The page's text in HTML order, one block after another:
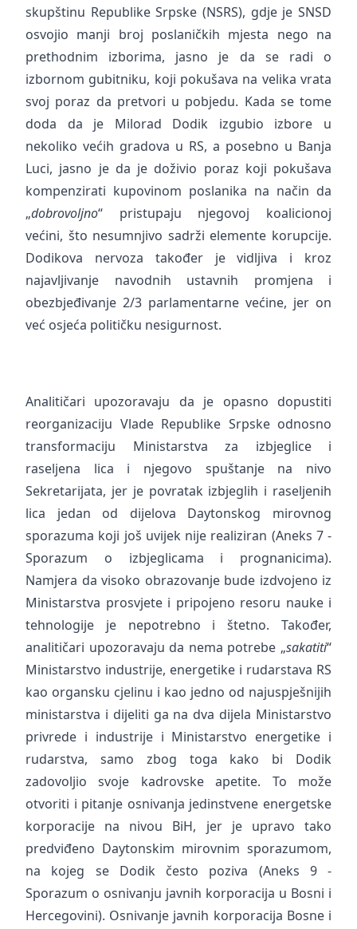
skupštinu Republike Srpske (NSRS), gdje je SNSD
osvojio manji broj poslaničkih mjesta nego na
prethodnim izborima, jasno je da se radi o
izbornom gubitniku, koji pokušava na velika vrata
svoj poraz da pretvori u pobjedu. Kada se tome
doda da je Milorad Dodik izgubio izbore u
nekoliko većih gradova u RS, a posebno u Banja
Luci, jasno je da je doživio poraz koji pokušava
kompenzirati kupovinom poslanika na način da
„dobrovoljno“ pristupaju njegovoj koalicionoj
većini, što nesumnjivo sadrži elemente korupcije.
Dodikova nervoza također je vidljiva i kroz
najavljivanje navodnih ustavnih promjena i
obezbjeđivanje 2/3 parlamentarne većine, jer on
već osjeća političku nesigurnost.
Analitičari upozoravaju da je opasno dopustiti
reorganizaciju Vlade Republike Srpske odnosno
transformaciju Ministarstva za izbjeglice i
raseljena lica i njegovo spuštanje na nivo
Sekretarijata, jer je povratak izbjeglih i raseljenih
lica jedan od dijelova Daytonskog mirovnog
sporazuma koji još uvijek nije realiziran (Aneks 7 -
Sporazum o izbjeglicama i prognanicima).
Namjera da visoko obrazovanje bude izdvojeno iz
Ministarstva prosvjete i pripojeno resoru nauke i
tehnologije je nepotrebno i štetno. Također,
analitičari upozoravaju da nema potrebe „sakatiti“
Ministarstvo industrije, energetike i rudarstava RS
kao organsku cjelinu i kao jedno od najuspješnijih
ministarstva i dijeliti ga na dva dijela Ministarstvo
privrede i industrije i Ministarstvo energetike i
rudarstva, samo zbog toga kako bi Dodik
zadovoljio svoje kadrovske apetite. To može
otvoriti i pitanje osnivanja jedinstvene energetske
korporacije na nivou BiH, jer je upravo tako
predviđeno Daytonskim mirovnim sporazumom,
na kojeg se Dodik često poziva (Aneks 9 -
Sporazum o osnivanju javnih korporacija u Bosni i
Hercegovini). Osnivanje javnih korporacija Bosne i